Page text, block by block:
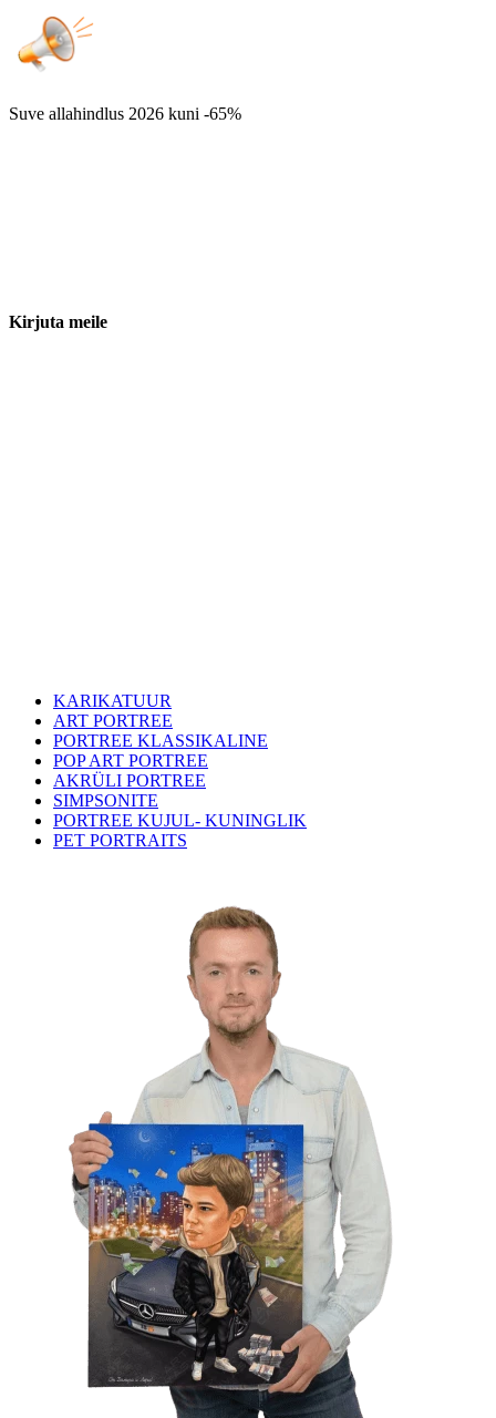
Suve allahindlus 2026 kuni -65%
Kirjuta meile
KARIKATUUR
ART PORTREE
PORTREE KLASSIKALINE
POP ART PORTREE
AKRÜLI PORTREE
SIMPSONITE
PORTREE KUJUL- KUNINGLIK
PET PORTRAITS